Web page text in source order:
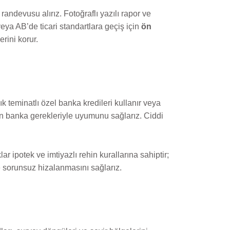
alırız. Fotoğraflı yazılı rapor ve
AB’de ticari standartlara geçiş için ön
korur.
teminatlı özel banka kredileri kullanır veya
banka gerekleriyle uyumunu sağlarız. Ciddi
ipotek ve imtiyazlı rehin kurallarına sahiptir;
hizalanmasını sağlarız.